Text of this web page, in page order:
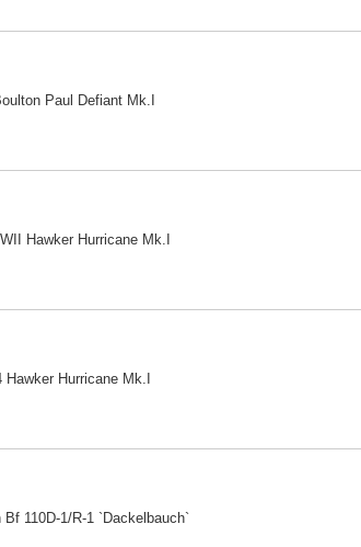
Paul Defiant Mk.I
Hawker Hurricane Mk.I
Hurricane Mk.I
Bf 110D-1/R-1 `Dackelbauch`